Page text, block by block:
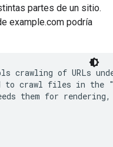
partes de un sitio.
example.com podría
of URLs
to crawl files in the
them for rendering,